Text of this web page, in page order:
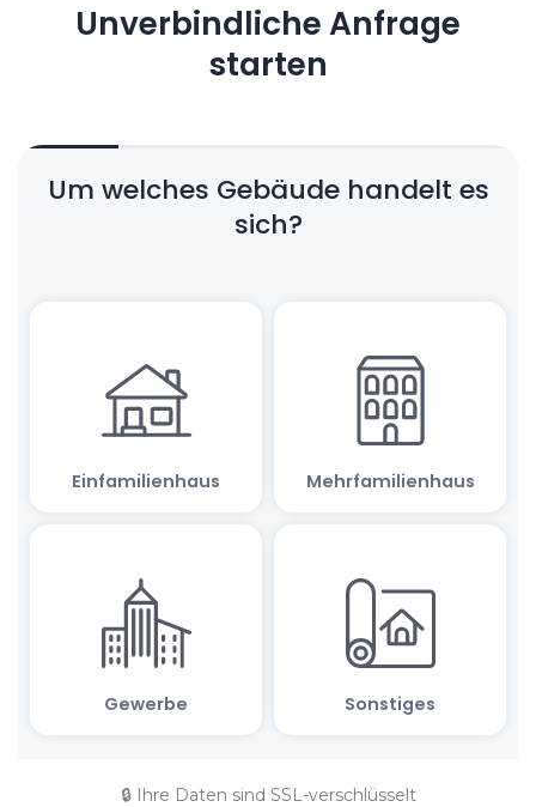
Unverbindliche Anfrage
starten
🔒 Ihre Daten sind SSL-verschlüsselt